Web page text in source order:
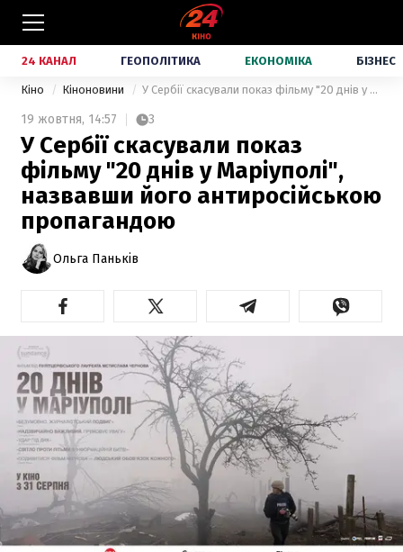
24 КАНАЛ ГЕОПОЛІТИКА ЕКОНОМІКА БІЗНЕС
Кіно Кіноновини У Сербії скасували показ фільму "20 днів у Маріуполі", назвавши його антиросійською пропагандою
19 жовтня, 14:57 3
У Сербії скасували показ
фільму "20 днів у Маріуполі",
назвавши його антиросійською
пропагандою
Ольга Паньків